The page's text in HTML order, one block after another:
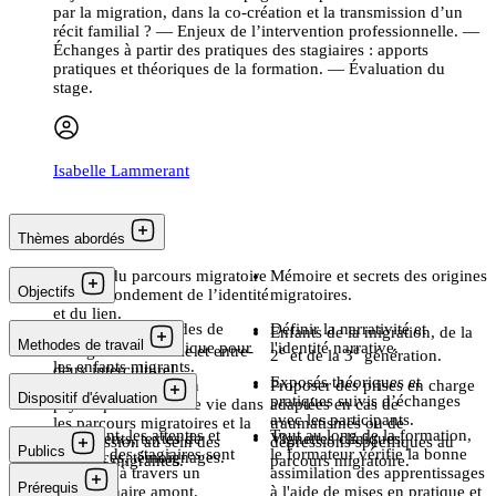
par la migration, dans la co-création et la transmission d’un
récit familial ? — Enjeux de l’intervention professionnelle. —
Échanges à partir des pratiques des stagiaires : apports
pratiques et théoriques de la formation. — Évaluation du
stage.
Isabelle Lammerant
Thèmes abordés
Le récit du parcours migratoire
comme fondement de l’identité
et du lien.
Mémoire et secrets des origines
migratoires.
transgénérationnelle et entre-
deux interculturel.
Enfants de la migration, de la
2eet de la 3egénération.
Objectifs
Identifier les périodes de
vulnérabilité psychique pour
les enfants migrants.
Définir la narrativité et
l'identité narrative.
Expliquer la fonction
psychique du récit de vie dans
les parcours migratoires et la
transmission au sein des
familles migrantes.
Proposer des prises en charge
adaptées en cas de
traumatismes ou de
dépressions spécifiques au
parcours migratoire.
Methodes de travail
Exposés théoriques et
pratiques suivis d’échanges
avec les participants.
Documents, textes de
références, témoignages.
Vignettes cliniques.
Dispositif d'évaluation
En amont, les attentes et
besoins des stagiaires sont
recueillis à travers un
questionnaire amont.
Tout au long de la formation,
le formateur vérifie la bonne
assimilation des apprentissages
à l'aide de mises en pratique et
Publics
Prérequis